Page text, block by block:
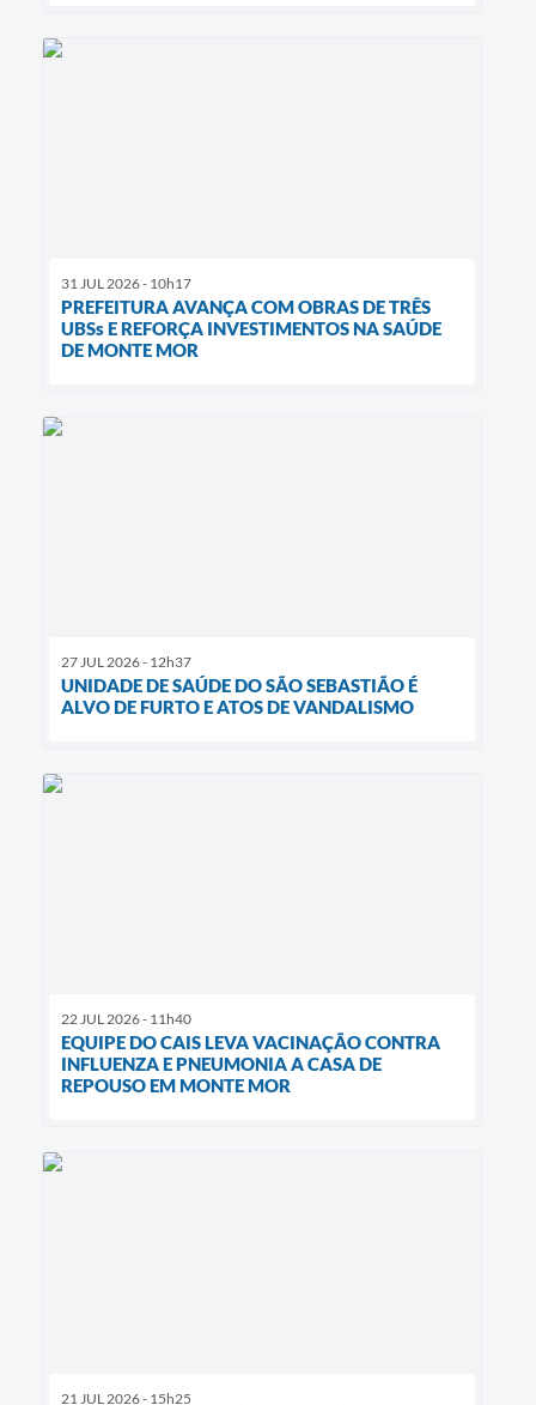
31 JUL 2026 - 10h17
PREFEITURA AVANÇA COM OBRAS DE TRÊS
UBSs E REFORÇA INVESTIMENTOS NA SAÚDE
DE MONTE MOR
27 JUL 2026 - 12h37
UNIDADE DE SAÚDE DO SÃO SEBASTIÃO É
ALVO DE FURTO E ATOS DE VANDALISMO
22 JUL 2026 - 11h40
EQUIPE DO CAIS LEVA VACINAÇÃO CONTRA
INFLUENZA E PNEUMONIA A CASA DE
REPOUSO EM MONTE MOR
21 JUL 2026 - 15h25